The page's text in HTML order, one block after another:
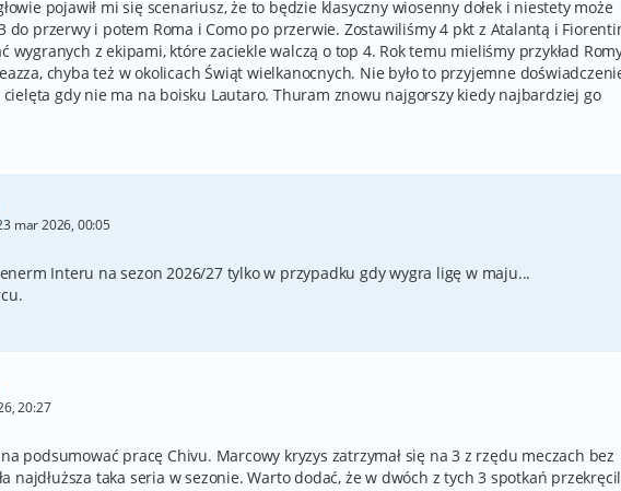
pojawił mi się scenariusz, że to będzie klasyczny wiosenny dołek i niestety może
do przerwy i potem Roma i Como po przerwie. Zostawiliśmy 4 pkt z Atalantą i
wygranych z ekipami, które zaciekle walczą o top 4. Rok temu mieliśmy przykład
chyba też w okolicach Świąt wielkanocnych. Nie było to przyjemne
gdy nie ma na boisku Lautaro. Thuram znowu najgorszy kiedy najbardziej go
mar 2026, 00:05
Interu na sezon 2026/27 tylko w przypadku gdy wygra ligę w maju...
20:27
podsumować pracę Chivu. Marcowy kryzys zatrzymał się na 3 z rzędu meczach bez
najdłuższa taka seria w sezonie. Warto dodać, że w dwóch z tych 3 spotkań